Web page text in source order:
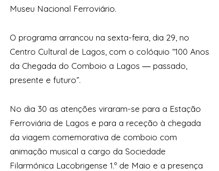
Museu Nacional Ferroviário.
O programa arrancou na sexta-feira, dia 29, no
Centro Cultural de Lagos, com o colóquio “100 Anos
da Chegada do Comboio a Lagos ― passado,
presente e futuro”.
No dia 30 as atenções viraram-se para a Estação
Ferroviária de Lagos e para a receção à chegada
da viagem comemorativa de comboio com
animação musical a cargo da Sociedade
Filarmónica Lacobrigense 1.º de Maio e a presença